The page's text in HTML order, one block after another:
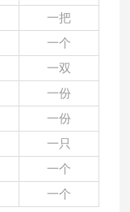
一把
一个
一双
一份
一份
一只
一个
一个